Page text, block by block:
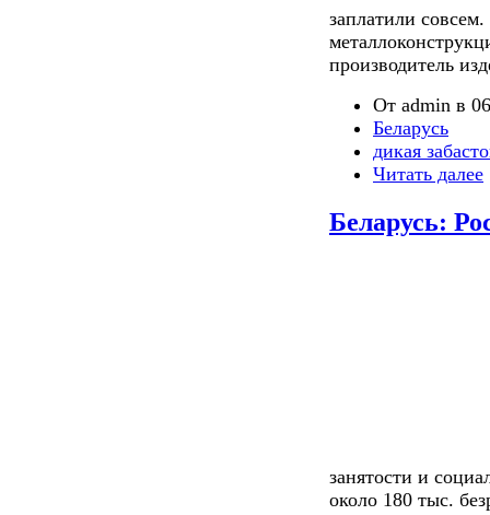
заплатили
производитель
От admin в
Беларусь
дикая
Читать далее
Беларусь:
занятости и
около 180 тыс.